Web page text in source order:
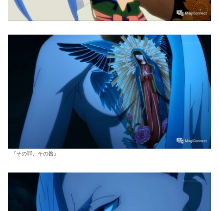
『その罪、その咎』